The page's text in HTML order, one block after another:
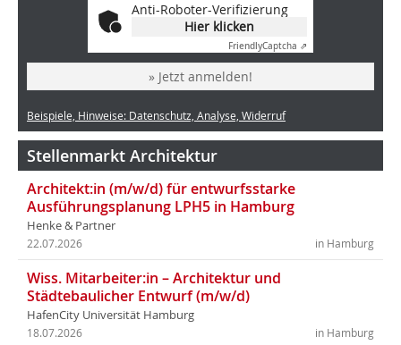
Anti-Roboter-Verifizierung
Hier klicken
FriendlyCaptcha ⇗
» Jetzt anmelden!
Beispiele, Hinweise: Datenschutz, Analyse, Widerruf
Stellenmarkt Architektur
Architekt:in (m/w/d) für entwurfsstarke
Ausführungsplanung LPH5 in Hamburg
Henke & Partner
in Hamburg
22.07.2026
Wiss. Mitarbeiter:in – Architektur und
Städtebaulicher Entwurf (m/w/d)
HafenCity Universität Hamburg
in Hamburg
18.07.2026